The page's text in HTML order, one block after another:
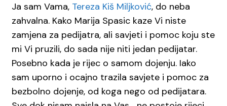
Ja sam Vama, Tereza Kiš Miljković, do neba
zahvalna. Kako Marija Spasic kaze Vi niste
zamjena za pedijatra, ali savjeti i pomoc koju ste
mi Vi pruzili, do sada nije niti jedan pedijatar.
Posebno kada je rijec o samom dojenju. Iako
sam uporno i ocajno trazila savjete i pomoc za
bezbolno dojenje, od koga nego od pedijatara.